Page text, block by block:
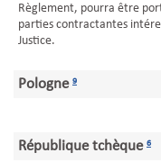
Règlement, pourra être
parties contractantes
Justice.
Pologne 9
République tchèque 6